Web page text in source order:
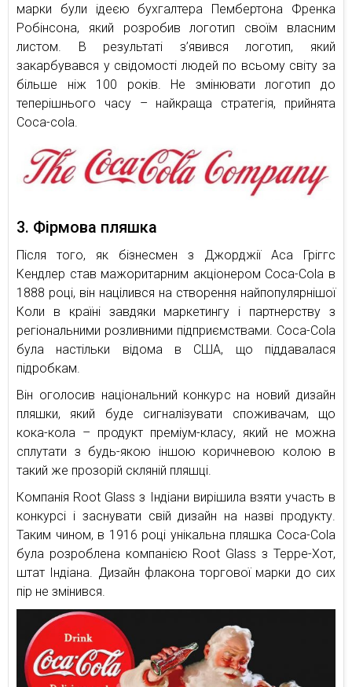
марки були ідеєю бухгалтера Пембертона Френка
Робінсона, який розробив логотип своїм власним
листом. В результаті з’явився логотип, який
закарбувався у свідомості людей по всьому світу за
більше ніж 100 років. Не змінювати логотип до
теперішнього часу – найкраща стратегія, прийнята
Coca-cola.
3. Фірмова пляшка
Після того, як бізнесмен з Джорджії Аса Гріггс
Кендлер став мажоритарним акціонером Coca-Cola в
1888 році, він націлився на створення найпопулярнішої
Коли в країні завдяки маркетингу і партнерству з
регіональними розливними підприємствами. Coca-Cola
була настільки відома в США, що піддавалася
підробкам.
Він оголосив національний конкурс на новий дизайн
пляшки, який буде сигналізувати споживачам, що
кока-кола – продукт преміум-класу, який не можна
сплутати з будь-якою іншою коричневою колою в
такий же прозорій скляній пляшці.
Компанія Root Glass з Індіани вирішила взяти участь в
конкурсі і заснувати свій дизайн на назві продукту.
Таким чином, в 1916 році унікальна пляшка Coca-Cola
була розроблена компанією Root Glass з Терре-Хот,
штат Індіана. Дизайн флакона торгової марки до сих
пір не змінився.